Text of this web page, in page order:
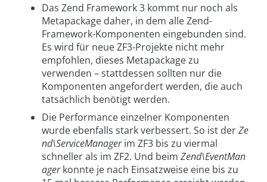
Das Zend Framework 3 kommt nur noch als
Metapackage daher, in dem alle Zend-
Framework-Komponenten eingebunden sind.
Es wird für neue ZF3-Projekte nicht mehr
empfohlen, dieses Metapackage zu
verwenden – stattdessen sollten nur die
Komponenten angefordert werden, die auch
tatsächlich benötigt werden.
Die Performance einzelner Komponenten
wurde ebenfalls stark verbessert. So ist derZe
nd\ServiceManagerim ZF3 bis zu viermal
schneller als im ZF2. Und beim Zend\EventMan
agerkonnte je nach Einsatzweise eine bis zu